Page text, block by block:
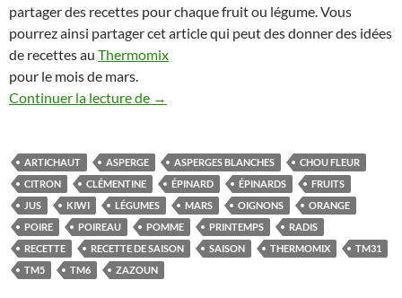
partager des recettes pour chaque fruit ou légume. Vous
pourrez ainsi partager cet article qui peut des donner des idées
de recettes au Thermomix
pour le mois de mars.
Continuer la lecture de Les fruits et légumes de mars et
→
ARTICHAUT ASPERGE ASPERGES BLANCHES
CHOU FLEUR
CITRON
CLÉMENTINE ÉPINARD ÉPINARDS
FRUITS
JUS
KIWI LÉGUMES MARS OIGNONS
ORANGE
POIRE
POIREAU POMME PRINTEMPS
RADIS
RECETTE
RECETTE DE SAISON SAISON THERMOMIX
TM31
TM5
TM6 ZAZOUN